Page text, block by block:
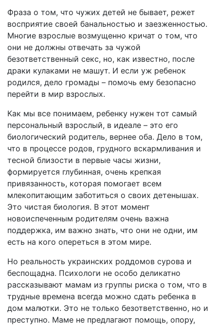
Фраза о том, что чужих детей не бывает, режет
восприятие своей банальностью и заезженностью.
Многие взрослые возмущенно кричат о том, что
они не должны отвечать за чужой
безответственный секс, но, как известно, после
драки кулаками не машут. И если уж ребенок
родился, дело громады – помочь ему безопасно
перейти в мир взрослых.
Как мы все понимаем, ребенку нужен тот самый
персональный взрослый, в идеале – это его
биологический родитель, вернее оба. Дело в том,
что в процессе родов, грудного вскармливания и
тесной близости в первые часы жизни,
формируется глубинная, очень крепкая
привязанность, которая помогает всем
млекопитающим заботиться о своих детенышах.
Это чистая биология. В этот момент
новоиспеченным родителям очень важна
поддержка, им важно знать, что они не одни, им
есть на кого опереться в этом мире.
Но реальность украинских роддомов сурова и
беспощадна. Психологи не особо деликатно
рассказывают мамам из группы риска о том, что в
трудные времена всегда можно сдать ребенка в
дом малютки. Это не только безответственно, но и
преступно. Маме не предлагают помощь, опору,